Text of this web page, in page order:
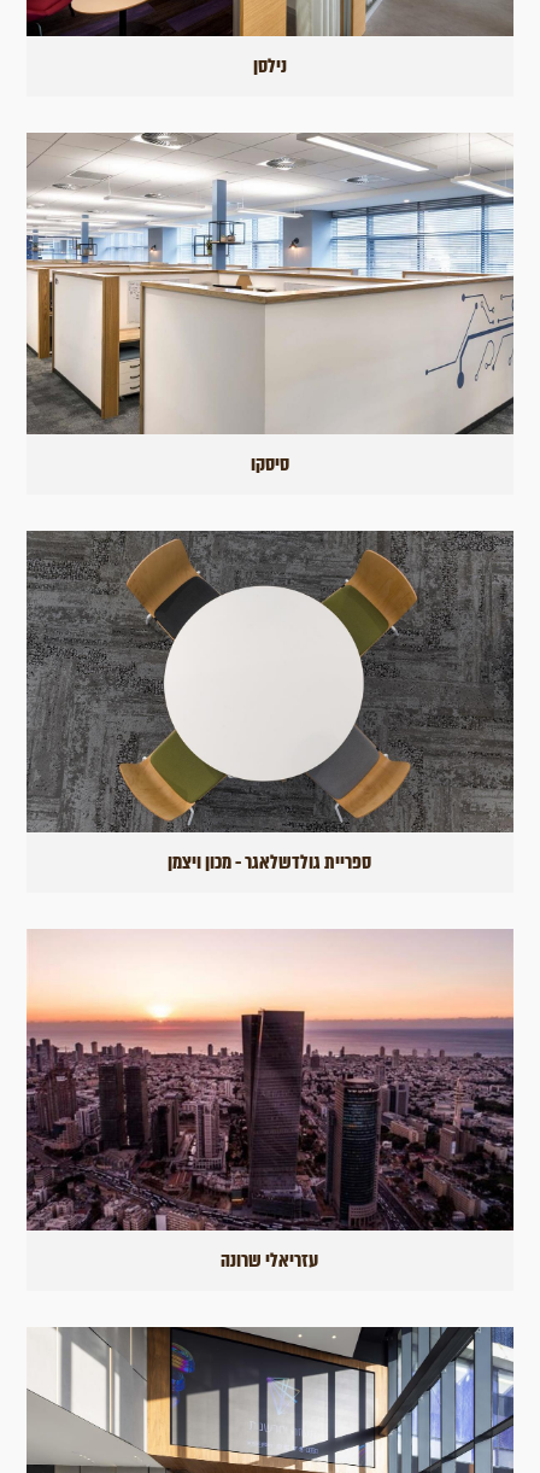
נילסן
סיסקו
ספריית גולדשלאגר - מכון ויצמן
עזריאלי שרונה